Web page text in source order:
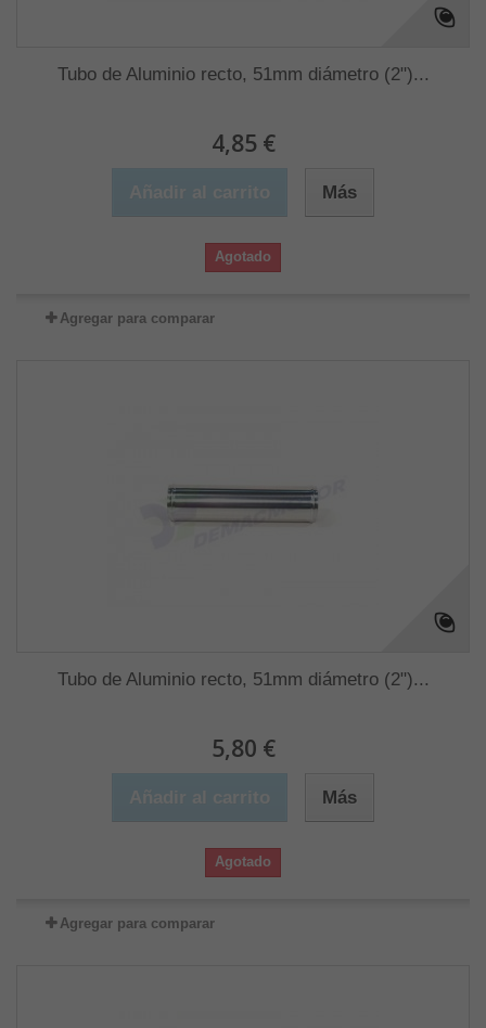
Tubo de Aluminio recto, 51mm diámetro (2")...
4,85 €
Más
Agotado
Agregar para comparar
Tubo de Aluminio recto, 51mm diámetro (2")...
5,80 €
Más
Agotado
Agregar para comparar